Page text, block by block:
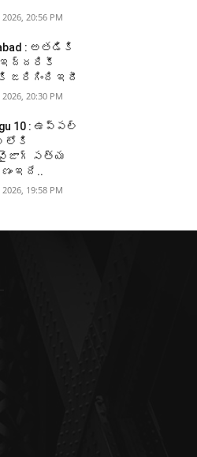
20:56 PM
: అతడికి
ఇద్దరికీ
జరిగింది ఇదీ
20:30 PM
10 : ఉప్పల్
లోకి
సత్య
ఇదే..
19:58 PM